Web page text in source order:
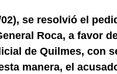
se resolvió el
Roca, a favor
de Quilmes, con
manera, el